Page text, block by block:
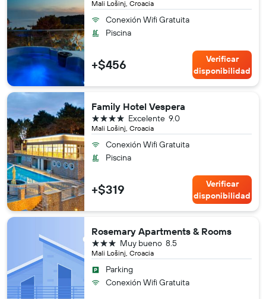
Mali Lošinj, Croacia
Conexión Wifi Gratuita
Piscina
+$456
Verificar
disponibilidad
Family Hotel Vespera
Mali Lošinj, Croacia
9.0
Excelente
4 estrellas
Conexión Wifi Gratuita
Piscina
+$319
Verificar
disponibilidad
Rosemary Apartments & Rooms
Mali Lošinj, Croacia
8.5
Muy bueno
3 estrellas
Parking
Conexión Wifi Gratuita